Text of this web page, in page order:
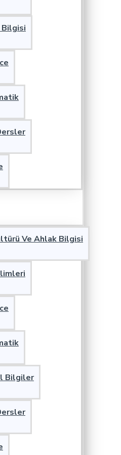
Ve Ahlak Bilgisi
Bilgiler